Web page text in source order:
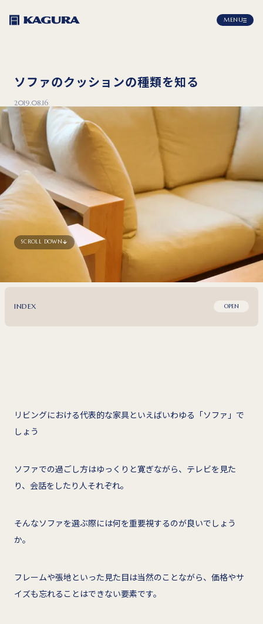
MENU
ソファのクッションの種類を知る
2019.08.16
SCROLL DOWN
INDEX OPEN
リビングにおける代表的な家具といえばいわゆる「ソファ」で
しょう
ソファでの過ごし方はゆっくりと寛ぎながら、テレビを見た
り、会話をしたり人それぞれ。
そんなソファを選ぶ際には何を重要視するのが良いでしょう
か。
フレームや張地といった見た目は当然のことながら、価格やサ
イズも忘れることはできない要素です。